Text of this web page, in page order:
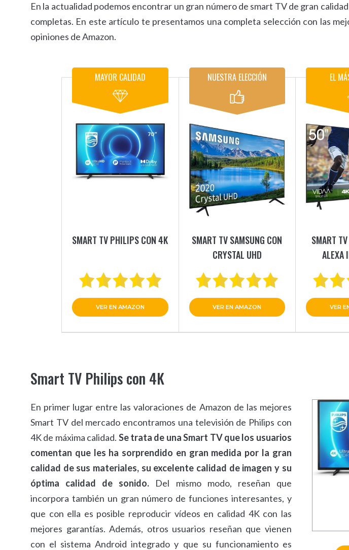
En la actualidad podemos encontrar un gran número de smart TV de gran
completas. En este artículo te presentamos una completa selección con las
opiniones de Amazon.
MAYOR CALIDAD
SMART TV PHILIPS CON 4K
VER EN AMAZON
NUESTRA ELECCIÓN
SMART TV SAMSUNG CON
CRYSTAL UHD
VER EN AMAZON
EL
SMART
ALEXA
VER
Smart TV Philips con 4K
En primer lugar entre las valoraciones de Amazon de las mejores
Smart TV del mercado encontramos una televisión de Philips con
4K de máxima calidad. Se trata de una Smart TV que los usuarios
comentan que les ha sorprendido en gran medida por la gran
calidad de sus materiales, su excelente calidad de imagen y su
óptima calidad de sonido. Del mismo modo, reseñan que
incorpora también un gran número de funciones interesantes, y
que con ella es posible reproducir vídeos en calidad 4K con las
mejores garantías. Además, otros usuarios reseñan que vienen
con el sistema Android integrado y que su funcionamiento es